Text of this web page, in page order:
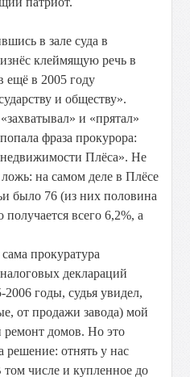
в зале суда в
клеймящую речь в
ещё в 2005 году
и обществу».
и «прятал»
фраза прокурора:
недвижимости Плёса». Не
на самом деле в Плёсе
было 76 (из них половина
всего 6,2%, а
прокуратура
деклараций
годы, судья увидел,
от продажи завода) мой
ремонт домов. Но это
решение: отнять у нас
числе и купленное до